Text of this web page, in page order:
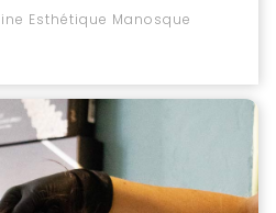
Esthétique Manosque